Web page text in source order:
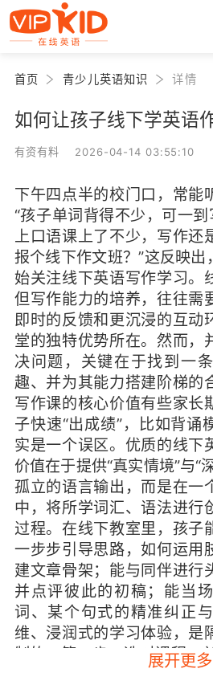
首页 青少儿英语知识 详情
如何让孩子线下学英语
有资有料 2026-04-14 03:55:10
下午四点半的校门口，常能
“孩子单词背得不少，可一
上口语课上了不少，写作还
报个线下作文班？”这反映
始关注线下英语写作学习。
但写作能力的培养，往往需
即时的反馈和更沉浸的互动
堂的独特优势所在。然而，
决问题，关键在于找到一
趣、并为其能力搭建阶梯的
写作课的核心价值有些家长
子快速“出成绩”，比如背诵
实是一个误区。优质的线下
价值在于提供“真实情境”与“
孤立的语言输出，而是在一
中，将所学词汇、语法进行
过程。在线下教室里，孩子
一步步引导思路，如何运用
建文章骨架；能与同伴进行
并点评彼此的初稿；能当
词、某个句式的精准纠正
维、浸润式的学习体验，是
制的。第一步：选对课程，
果”为孩子挑选线下作文班时
展开更多